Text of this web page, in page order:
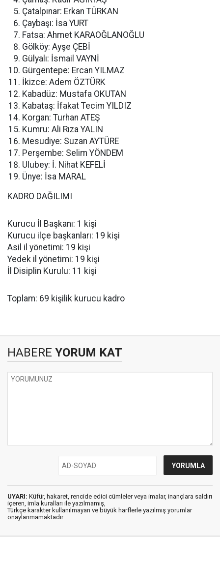
Çatalpınar: Erkan TÜRKAN
Çaybaşı: İsa YURT
Fatsa: Ahmet KARAOĞLANOĞLU
Gölköy: Ayşe ÇEBİ
Gülyalı: İsmail VAYNİ
Gürgentepe: Ercan YILMAZ
İkizce: Adem ÖZTÜRK
Kabadüz: Mustafa OKUTAN
Kabataş: İfakat Tecim YILDIZ
Korgan: Turhan ATEŞ
Kumru: Ali Rıza YALIN
Mesudiye: Suzan AYTÜRE
Perşembe: Selim YÖNDEM
Ulubey: İ. Nihat KEFELİ
Ünye: İsa MARAL
KADRO DAĞILIMI
Kurucu İl Başkanı: 1 kişi
Kurucu ilçe başkanları: 19 kişi
Asil il yönetimi: 19 kişi
Yedek il yönetimi: 19 kişi
İl Disiplin Kurulu: 11 kişi
Toplam: 69 kişilik kurucu kadro
HABERE YORUM KAT
UYARI: Küfür, hakaret, rencide edici cümleler veya imalar, inançlara saldırı
içeren, imla kuralları ile yazılmamış,
Türkçe karakter kullanılmayan ve büyük harflerle yazılmış yorumlar
onaylanmamaktadır.